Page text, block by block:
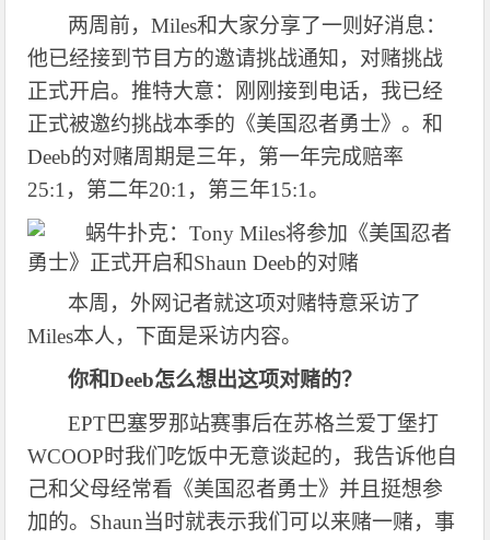
两周前，Miles和大家分享了一则好消息：
他已经接到节目方的邀请挑战通知，对赌挑战
正式开启。推特大意：刚刚接到电话，我已经
正式被邀约挑战本季的《美国忍者勇士》。和
Deeb的对赌周期是三年，第一年完成赔率
25:1，第二年20:1，第三年15:1。
本周，外网记者就这项对赌特意采访了
Miles本人，下面是采访内容。
你和Deeb怎么想出这项对赌的？
EPT巴塞罗那站赛事后在苏格兰爱丁堡打
WCOOP时我们吃饭中无意谈起的，我告诉他自
己和父母经常看《美国忍者勇士》并且挺想参
加的。Shaun当时就表示我们可以来赌一赌，事